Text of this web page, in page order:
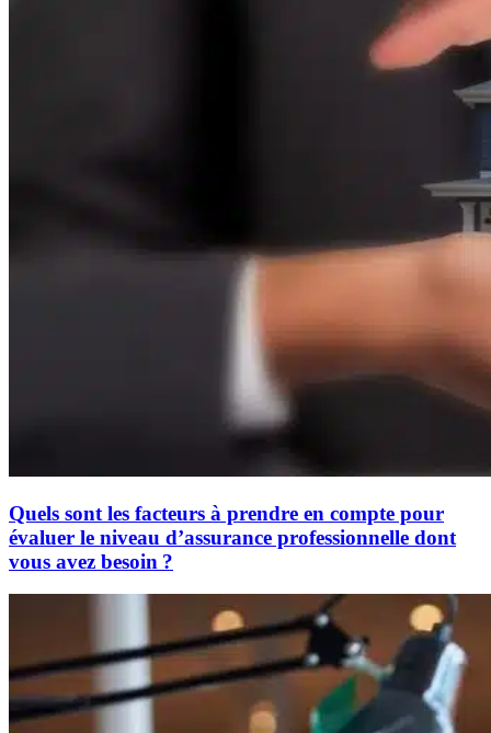
Quels sont les facteurs à prendre en compte pour
évaluer le niveau d’assurance professionnelle dont
vous avez besoin ?